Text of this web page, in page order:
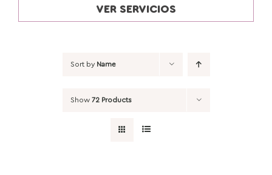
VER SERVICIOS
Sort by Name
Show 72 Products